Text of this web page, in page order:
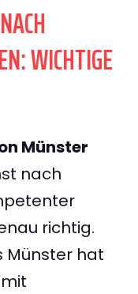
WICHTIGE
Münster
nach
richtig.
Münster hat